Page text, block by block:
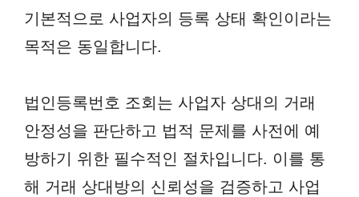
기본적으로 사업자의 등록 상태 확인이라는
목적은 동일합니다.
법인등록번호 조회는 사업자 상대의 거래
안정성을 판단하고 법적 문제를 사전에 예
방하기 위한 필수적인 절차입니다. 이를 통
해 거래 상대방의 신뢰성을 검증하고 사업